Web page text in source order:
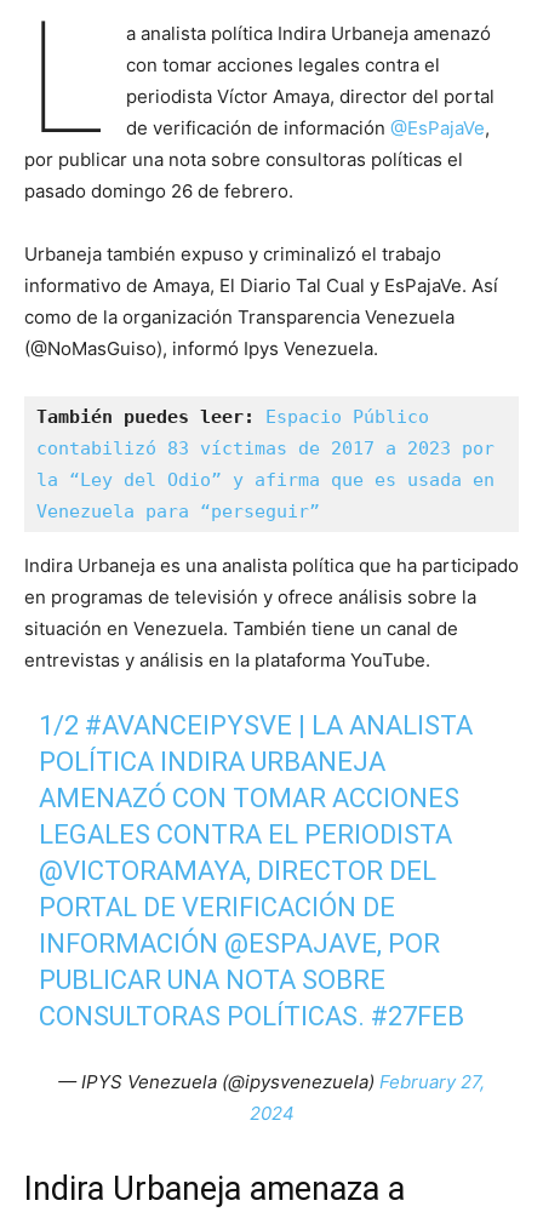
L
a analista política Indira Urbaneja amenazó
con tomar acciones legales contra el
periodista Víctor Amaya, director del portal
de verificación de información @EsPajaVe,
por publicar una nota sobre consultoras políticas el
pasado domingo 26 de febrero.
Urbaneja también expuso y criminalizó el trabajo
informativo de Amaya, El Diario Tal Cual y EsPajaVe. Así
como de la organización Transparencia Venezuela
(@NoMasGuiso), informó Ipys Venezuela.
También puedes leer:
Espacio Público
contabilizó 83 víctimas de 2017 a 2023 por
la “Ley del Odio” y afirma que es usada en
Venezuela para “perseguir”
Indira Urbaneja es una analista política que ha participado
en programas de televisión y ofrece análisis sobre la
situación en Venezuela. También tiene un canal de
entrevistas y análisis en la plataforma YouTube.
1/2 #AVANCEIPYSVE | LA ANALISTA
POLÍTICA INDIRA URBANEJA
AMENAZÓ CON TOMAR ACCIONES
LEGALES CONTRA EL PERIODISTA
@VICTORAMAYA, DIRECTOR DEL
PORTAL DE VERIFICACIÓN DE
INFORMACIÓN @ESPAJAVE, POR
PUBLICAR UNA NOTA SOBRE
CONSULTORAS POLÍTICAS. #27FEB
— IPYS Venezuela (@ipysvenezuela) February 27,
2024
Indira Urbaneja amenaza a